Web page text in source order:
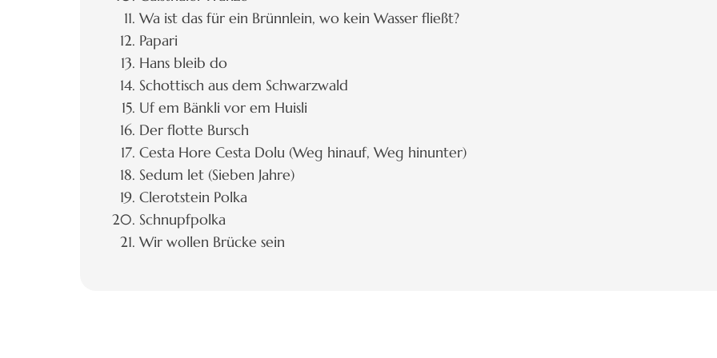
Wa ist das für ein Brünnlein, wo kein Wasser fließt?
Papari
Hans bleib do
Schottisch aus dem Schwarzwald
Uf em Bänkli vor em Huisli
Der flotte Bursch
Cesta Hore Cesta Dolu (Weg hinauf, Weg hinunter)
Sedum let (Sieben Jahre)
Clerotstein Polka
Schnupfpolka
Wir wollen Brücke sein